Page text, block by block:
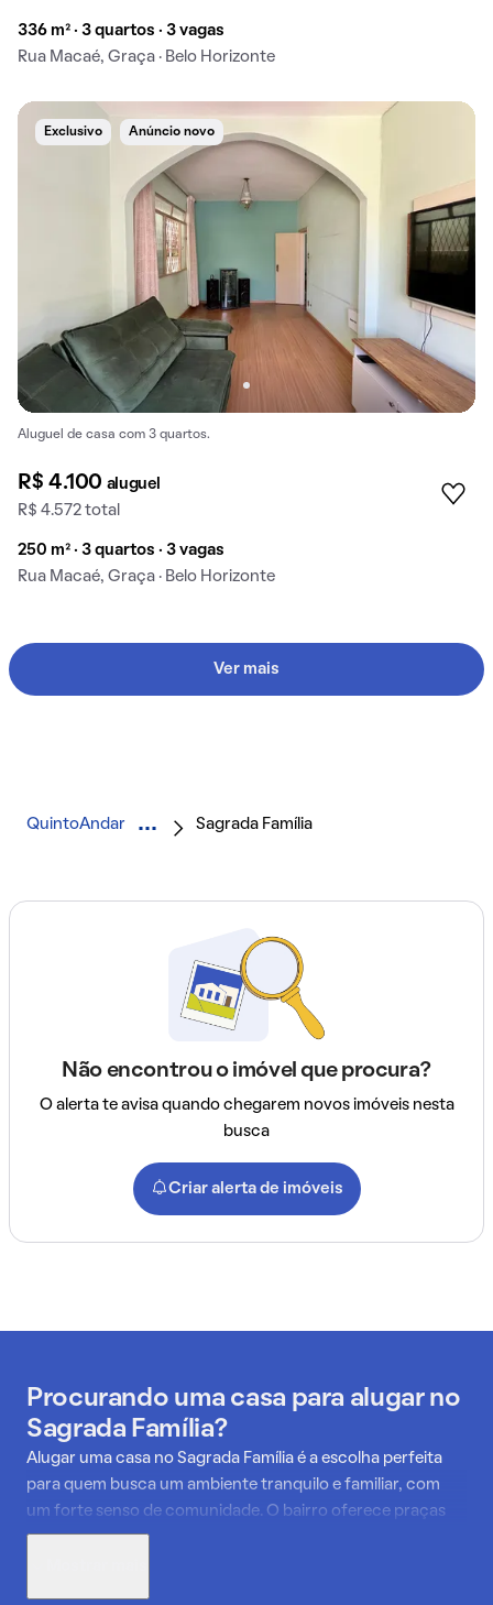
336 m² · 3 quartos · 3 vagas
Rua Macaé, Graça · Belo Horizonte
Exclusivo Anúncio novo
Aluguel de casa com 3 quartos.
R$ 4.100 aluguel
R$ 4.572 total
250 m² · 3 quartos · 3 vagas
Rua Macaé, Graça · Belo Horizonte
Ver mais
QuintoAndar Sagrada Família
Não encontrou o imóvel que procura?
O alerta te avisa quando chegarem novos imóveis nesta
busca
Criar alerta de imóveis
Procurando uma casa para alugar no
Sagrada Família?
Alugar uma casa no Sagrada Família é a escolha perfeita
para quem busca um ambiente tranquilo e familiar, com
um forte senso de comunidade. O bairro oferece praças
bem cuidadas, como a República do Iraque, ideais para o